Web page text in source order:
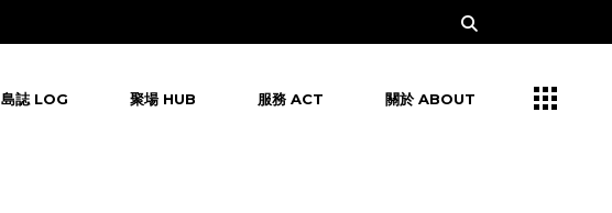
島誌 LOG 聚場 HUB 服務 ACT 關於 ABOUT